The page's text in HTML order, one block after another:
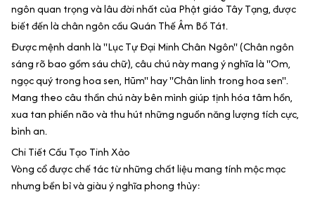
ngôn quan trọng và lâu đời nhất của Phật giáo Tây Tạng, được
biết đến là chân ngôn cầu Quán Thế Âm Bồ Tát.
Được mệnh danh là "Lục Tự Đại Minh Chân Ngôn" (Chân ngôn
sáng rõ bao gồm sáu chữ), câu chú này mang ý nghĩa là "Om,
ngọc quý trong hoa sen, Hūm" hay "Chân linh trong hoa sen".
Mang theo câu thần chú này bên mình giúp tịnh hóa tâm hồn,
xua tan phiền não và thu hút những nguồn năng lượng tích cực,
bình an.
Chi Tiết Cấu Tạo Tinh Xảo
Vòng cổ được chế tác từ những chất liệu mang tính mộc mạc
nhưng bền bỉ và giàu ý nghĩa phong thủy: